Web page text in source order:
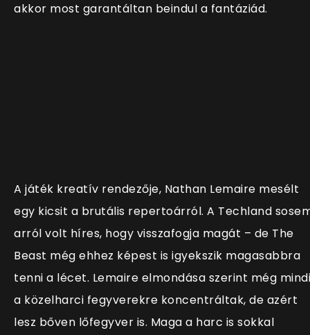
akkor most garantáltan beindul a fantáziád.
A játék kreatív rendezője, Nathan Lemaire mesélt
egy kicsit a brutális repertoárról. A Techland
arról volt híres, hogy visszafogja magát – de The
Beast még ehhez képest is igyekszik magasabbra
tenni a lécet. Lemaire elmondása szerint még
a közelharci fegyverekre koncentráltak, de azért
lesz bőven lőfegyver is. Maga a harc is sokkal